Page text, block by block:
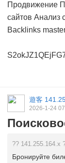
Продвижение
сайтов Анализ
Backlinks
遊客
2026-1-24
?? 141.255.164.x
Бронируйте